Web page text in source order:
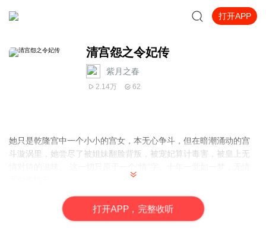
打开APP
清宫怨之令妃传
紫月之春
2.14万 62
她只是乾隆宫中一个小小的宫女，本无心争斗，但在暗潮涌动的宫
斗漩涡里，她尝尽了被姐妹翻脸背叛，被宠妃算计毒害，被皇上无
云谲的斗争中屹立不倒，最终成为执掌凤印的皇贵妃。
浮生若梦久若花，半扇灯火一生忆。当帝王的情意和求存的意志被
打开APP，完整收听